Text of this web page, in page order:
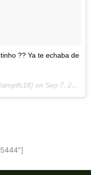
?? Ya te echaba de
on Sep 7, 2017 at 7:49am PDT